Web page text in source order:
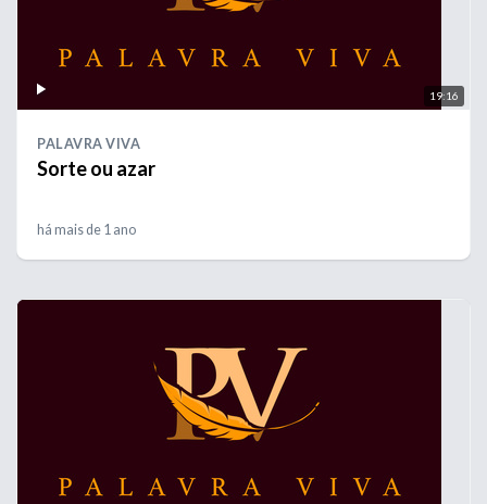
19:16
PALAVRA VIVA
Sorte ou azar
há mais de 1 ano